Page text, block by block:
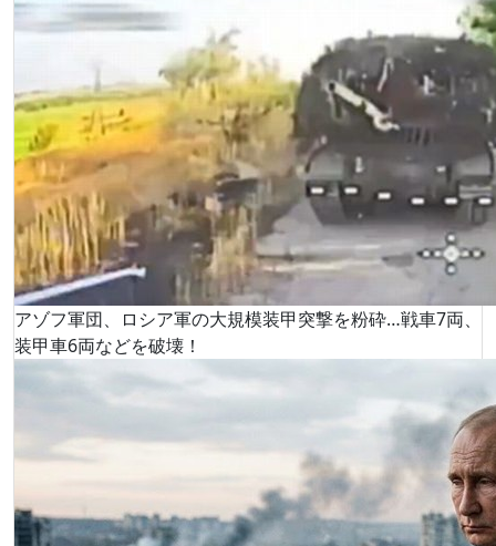
アゾフ軍団、ロシア軍の大規模装甲突撃を粉砕…戦車7両、
装甲車6両などを破壊！